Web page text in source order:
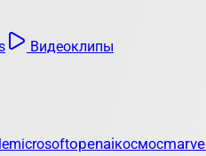
Видеоклипы
microsoftopenaiкосмосmarvel